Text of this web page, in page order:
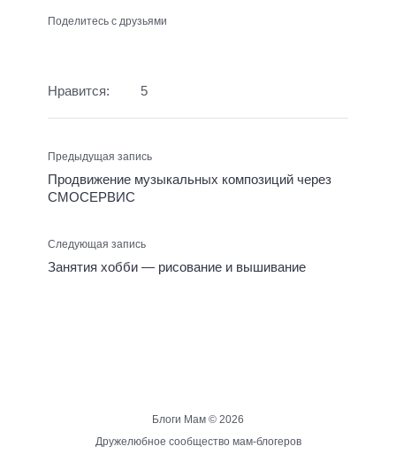
Поделитесь с друзьями
Нравится: 5
Предыдущая запись
Продвижение музыкальных композиций через
СМОСЕРВИС
Следующая запись
Занятия хобби — рисование и вышивание
Блоги Мам © 2026
Дружелюбное сообщество мам-блогеров